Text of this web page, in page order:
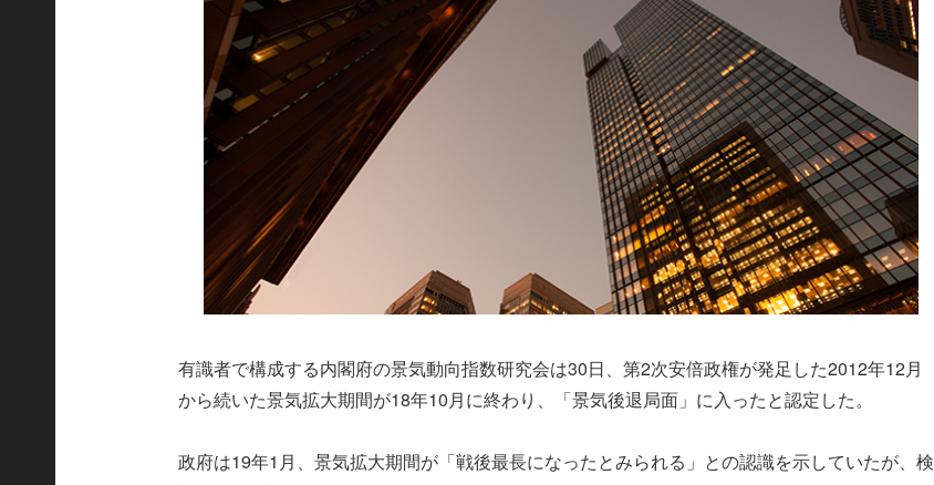
有識者で構成する内閣府の景気動向指数研究会は30日、第2次安倍政権が発足した2012年12月
から続いた景気拡大期間が18年10月に終わり、「景気後退局面」に入ったと認定した。
政府は19年1月、景気拡大期間が「戦後最長になったとみられる」との認識を示していたが、検